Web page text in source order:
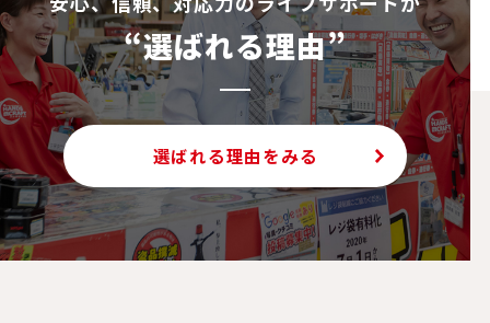
“選ばれる理由”
選ばれる理由をみる